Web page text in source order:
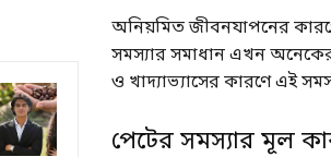
অনিয়মিত জীবনযাপনের
সমস্যার সমাধান এখন
ও খাদ্যাভ্যাসের কারণে এই
পেটের সমস্যার মূল